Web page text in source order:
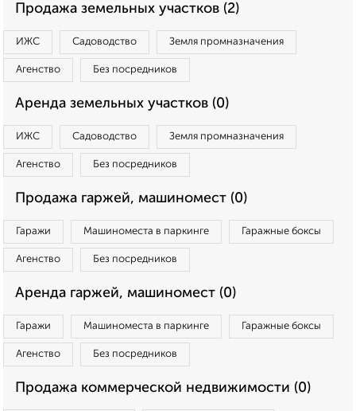
Продажа земельных участков (2)
ИЖС Садоводство Земля промназначения
Агенство Без посредников
Аренда земельных участков (0)
ИЖС Садоводство Земля промназначения
Агенство Без посредников
Продажа гаржей, машиномест (0)
Гаражи Машиноместа в паркинге Гаражные боксы
Агенство Без посредников
Аренда гаржей, машиномест (0)
Гаражи Машиноместа в паркинге Гаражные боксы
Агенство Без посредников
Продажа коммерческой недвижимости (0)